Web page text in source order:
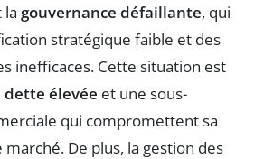
la gouvernance défaillante, qui
stratégique faible et des
inefficaces. Cette situation est
dette élevée et une sous-
qui compromettent sa
De plus, la gestion des